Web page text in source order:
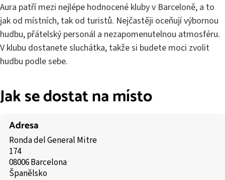
Aura patří mezi nejlépe hodnocené kluby v Barceloně, a to
jak od místních, tak od turistů. Nejčastěji oceňují výbornou
hudbu, přátelský personál a nezapomenutelnou atmosféru.
V klubu dostanete sluchátka, takže si budete moci zvolit
hudbu podle sebe.
Jak se dostat na místo
Adresa
Ronda del General Mitre
174
08006 Barcelona
Španělsko